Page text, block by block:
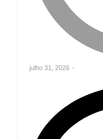
julho 31, 2026 -